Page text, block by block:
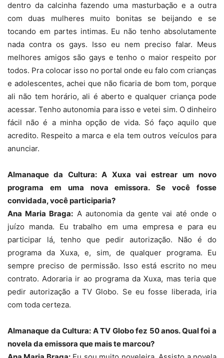
dentro da calcinha fazendo uma masturbação e a outra
com duas mulheres muito bonitas se beijando e se
tocando em partes intimas. Eu não tenho absolutamente
nada contra os gays. Isso eu nem preciso falar. Meus
melhores amigos são gays e tenho o maior respeito por
todos. Pra colocar isso no portal onde eu falo com crianças
e adolescentes, achei que não ficaria de bom tom, porque
ali não tem horário, ali é aberto e qualquer criança pode
acessar. Tenho autonomia para isso e vetei sim. O dinheiro
fácil não é a minha opção de vida. Só faço aquilo que
acredito. Respeito a marca e ela tem outros veículos para
anunciar.
Almanaque da Cultura: A Xuxa vai estrear um novo
programa em uma nova emissora. Se você fosse
convidada, você participaria?
Ana Maria Braga: A autonomia da gente vai até onde o
juízo manda. Eu trabalho em uma empresa e para eu
participar lá, tenho que pedir autorização. Não é do
programa da Xuxa, e, sim, de qualquer programa. Eu
sempre preciso de permissão. Isso está escrito no meu
contrato. Adoraria ir ao programa da Xuxa, mas teria que
pedir autorização a TV Globo. Se eu fosse liberada, iria
com toda certeza.
Almanaque da Cultura: A TV Globo fez 50 anos. Qual foi a
novela da emissora que mais te marcou?